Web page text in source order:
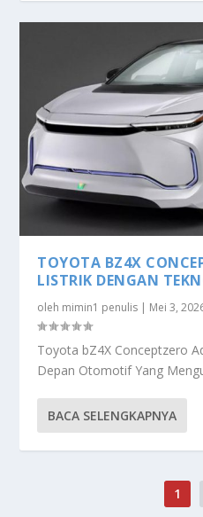
TOYOTA BZ4X
LISTRIK DENGAN
oleh mimin1 penulis | Mei 3,
Toyota bZ4X Conceptzero
Depan Otomotif Yang
BACA SELENGKAPNYA
1